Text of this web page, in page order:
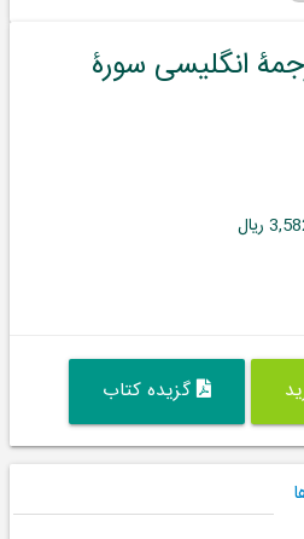
انگلیسی سورۀ
ریال
گزیده کتاب